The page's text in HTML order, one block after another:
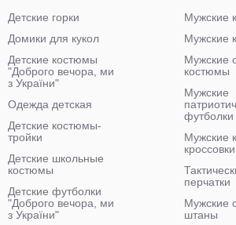
Детские горки
Домики для кукол
Детские костюмы
"Доброго вечора, ми
з України"
Одежда детская
Детские костюмы-
тройки
Детские школьные
костюмы
Детские футболки
"Доброго вечора, ми
з України"
Мужские
Мужские
Мужские
костюмы
Мужские
футболки
Мужские
кроссовки
перчатки
Мужские
штаны